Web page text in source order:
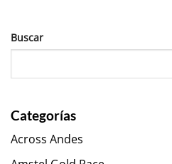
Buscar
Categorías
Across Andes